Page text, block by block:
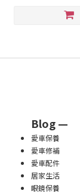
Blog —
愛車保養
愛車修補
愛車配件
居家生活
眼鏡保養